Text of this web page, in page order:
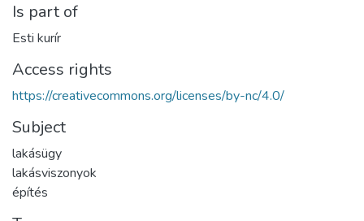
Is part of
Esti kurír
Access rights
https://creativecommons.org/licenses/by-nc/4.0/
Subject
lakásügy
lakásviszonyok
építés